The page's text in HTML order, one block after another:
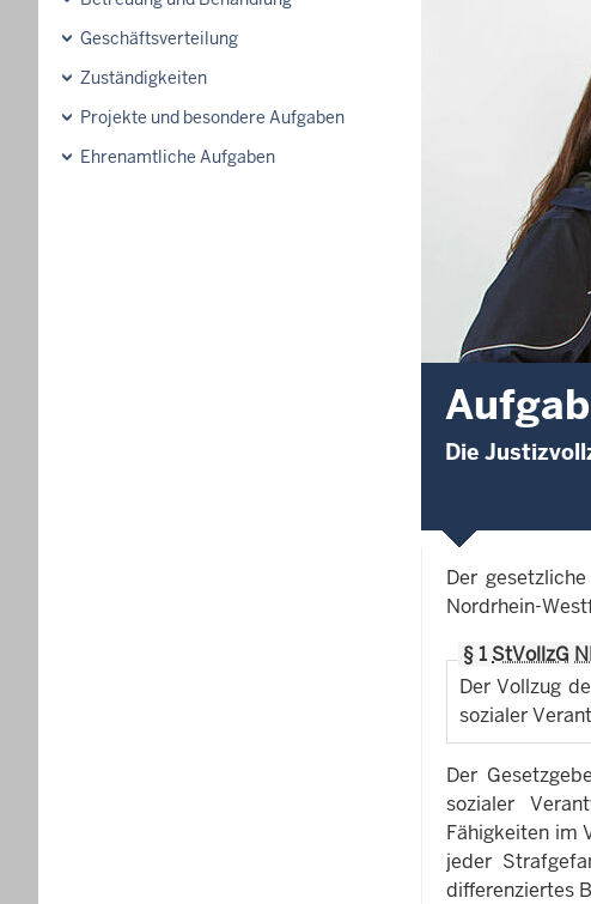
Geschäftsverteilung
Zuständigkeiten
Projekte und besondere Aufgaben
Ehrenamtliche Aufgaben
Die
Der
Nordrhein-
§ 1 StVollzG
Der Vollzug
sozialer
Der
sozialer
Fähigkeiten im
jeder
differenziertes